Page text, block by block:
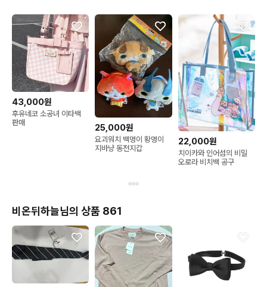
43,000원
후유네코 소공녀 이타백
판매
25,000원
요괴워치 백멍이 황멍이
지바냥 동전지갑
22,000원
치이카와 인어섬의 비밀
오로라 비치백 공구
비온뒤하늘님의 상품 861